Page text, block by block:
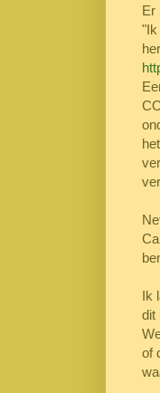
Er
"Ik
Ik
dit
of